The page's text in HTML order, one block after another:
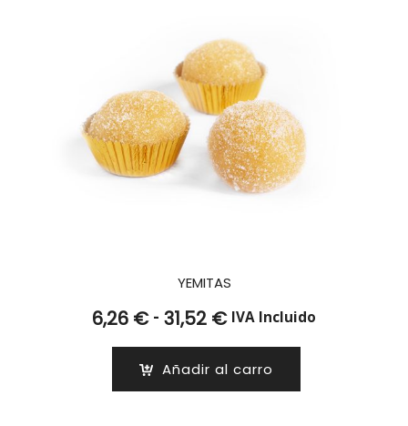
YEMITAS
6,26 € - 31,52 €Rango
precios:
desde
IVA Incluido
Añadir al carro